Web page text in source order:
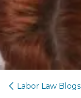
Labor Law Blogs